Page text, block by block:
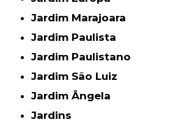
Jardim Marajoara
Jardim Paulista
Jardim Paulistano
Jardim São Luiz
Jardim Ângela
Jardins